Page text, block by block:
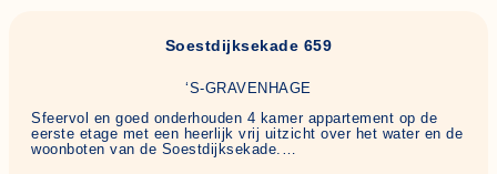
Soestdijksekade 659
‘S-GRAVENHAGE
Sfeervol en goed onderhouden 4 kamer appartement op de
eerste etage met een heerlijk vrij uitzicht over het water en de
woonboten van de Soestdijksekade.…